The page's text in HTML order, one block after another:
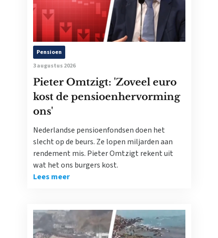
Pensioen
3 augustus 2026
Pieter Omtzigt: 'Zoveel euro
kost de pensioenhervorming
ons'
Nederlandse pensioenfondsen doen het
slecht op de beurs. Ze lopen miljarden aan
rendement mis. Pieter Omtzigt rekent uit
wat het ons burgers kost.
Lees meer